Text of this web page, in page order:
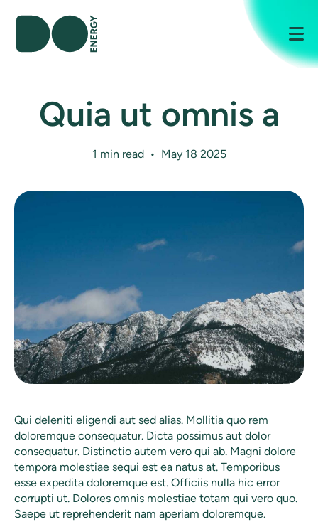
Quia ut omnis a
1 min read • May 18 2025
Qui deleniti eligendi aut sed alias. Mollitia quo rem
doloremque consequatur. Dicta possimus aut dolor
consequatur. Distinctio autem vero qui ab. Magni dolore
tempora molestiae sequi est ea natus at. Temporibus
esse expedita doloremque est. Officiis nulla hic error
corrupti ut. Dolores omnis molestiae totam qui vero quo.
Saepe ut reprehenderit nam aperiam doloremque.